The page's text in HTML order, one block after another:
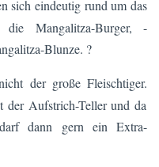
sich eindeutig rund um das
Mangalitza-Burger, -
Blunze. ?
der große Fleischtiger.
der Aufstrich-Teller und da
dann gern ein Extra-